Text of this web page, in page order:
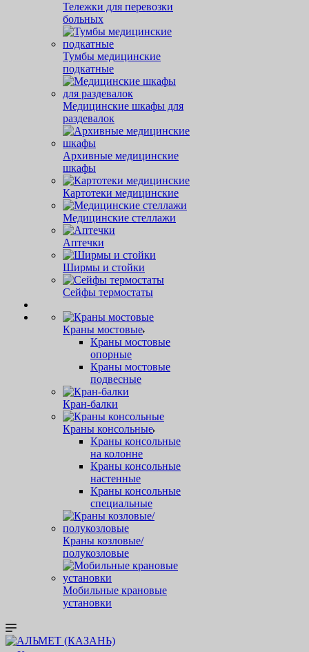
Тележки для перевозки
больных
Тумбы медицинские
подкатные
Медицинские шкафы для
раздевалок
Архивные медицинские
шкафы
Картотеки медицинские
Медицинские стеллажи
Аптечки
Ширмы и стойки
Сейфы термостаты
Краны мостовые
Краны мостовые
опорные
Краны мостовые
подвесные
Кран-балки
Краны консольные
Краны консольные
на колонне
Краны консольные
настенные
Краны консольные
специальные
Краны козловые/
полукозловые
Мобильные крановые
установки